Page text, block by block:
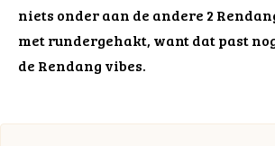
niets onder aan de andere 2
met rundergehakt, want dat past
de Rendang vibes.